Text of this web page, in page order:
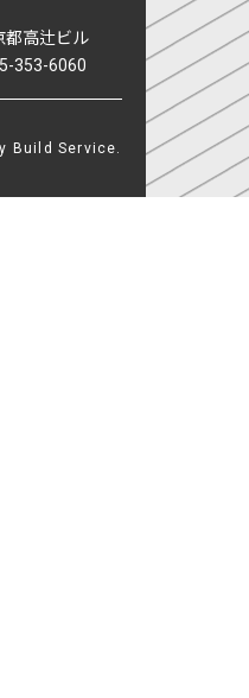
都高辻ビル
353-6060
Build Service.